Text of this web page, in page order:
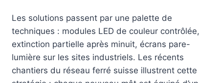
Les solutions passent par une palette de
techniques : modules LED de couleur contrôlée,
extinction partielle après minuit, écrans pare-
lumière sur les sites industriels. Les récents
chantiers du réseau ferré suisse illustrent cette